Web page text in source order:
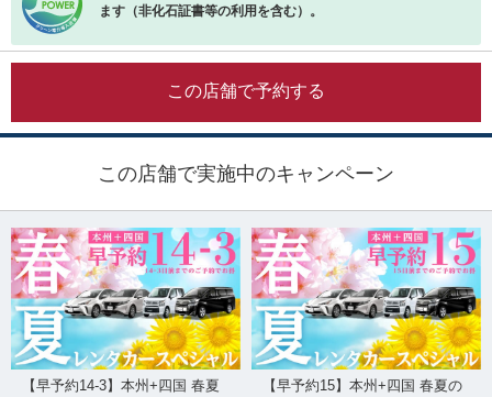
ます（非化石証書等の利用を含む）。
この店舗で予約する
この店舗で実施中のキャンペーン
【早予約14-3】本州+四国 春夏
【早予約15】本州+四国 春夏の